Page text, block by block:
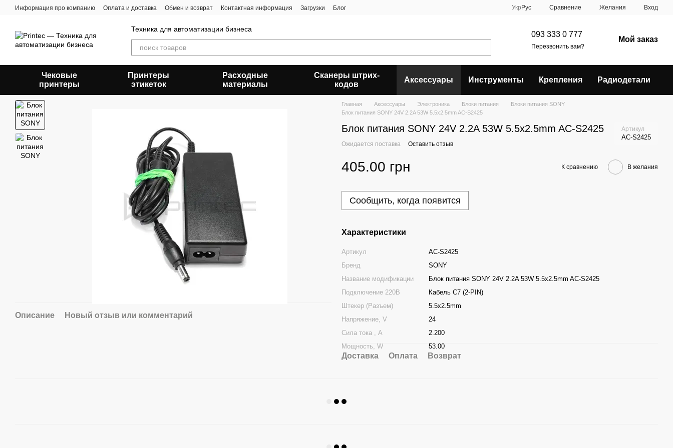
Перейти к основному контенту
Информация про компанию Оплата и доставка Обмен и возврат Контактная информация Загрузки Блог Укр Рус Сравнение Желания Вход
Техника для автоматизации бизнеса
093 333 0 777
Перезвонить вам?
Мой заказ
Чековые
принтеры
Принтеры
этикеток
Расходные
материалы
Сканеры штрих-
кодов
Аксессуары Инструменты Крепления Радиодетали
Описание Новый отзыв или комментарий
Главная Аксессуары Электроника Блоки питания
Блоки питания SONY
Блок питания SONY 24V 2.2A 53W 5.5x2.5mm AC-S2425
Блок питания SONY 24V 2.2A 53W 5.5x2.5mm AC-S2425 Артикул
AC-S2425
Ожидается поставка Оставить отзыв
405.00 грн К сравнению В желания
Сообщить, когда появится
Характеристики
Артикул
AC-S2425
Бренд
SONY
Название модификации
Блок питания SONY 24V 2.2A 53W 5.5x2.5mm AC-S2425
Подключение 220В
Кабель С7 (2-PIN)
Штекер (Разъем)
5.5x2.5mm
Напряжение, V
24
Сила тока , A
2.200
Мощность, W
53.00
Доставка Оплата Возврат